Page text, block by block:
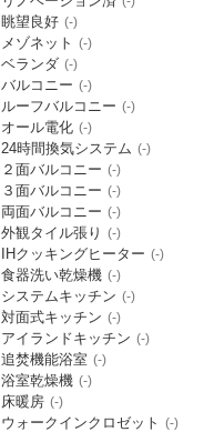
眺望良好 (-)
メゾネット (-)
ベランダ (-)
バルコニー (-)
ルーフバルコニー (-)
オール電化 (-)
24時間換気システム (-)
２面バルコニー (-)
３面バルコニー (-)
両面バルコニー (-)
外観タイル張り (-)
IHクッキングヒーター (-)
食器洗い乾燥機 (-)
システムキッチン (-)
対面式キッチン (-)
アイランドキッチン (-)
追焚機能浴室 (-)
浴室乾燥機 (-)
床暖房 (-)
ウォークインクロゼット (-)